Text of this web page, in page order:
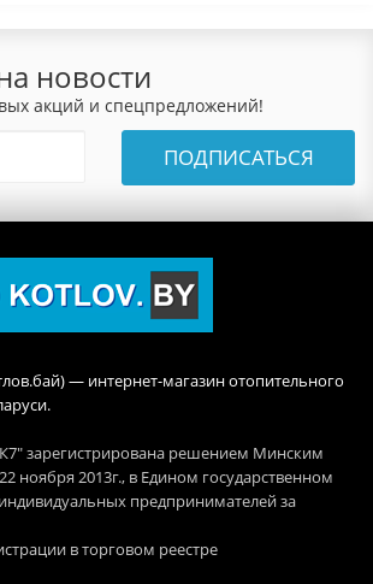
новости
акций и спецпредложений!
ПОДПИСАТЬСЯ
— интернет-магазин отопительного
зарегистрирована решением Минским
ноября 2013г., в Едином государственном
предпринимателей за
в торговом реестре